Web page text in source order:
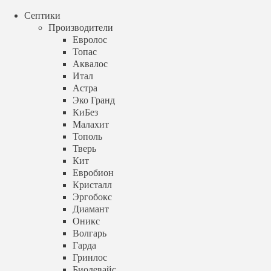
+7 (499) 348 88 04call
Аква Септик
+7 (499) 348 88 04
Септик для дачи под ключ
Установка под ключ за 1 день
в Москве и Московской области
Заказать звонок
пн-вс с 9:00 до 21:00
+7 (499) 348 88 04
info@aqua-septik.ru
Септики
Производители
Евролос
Топас
Аквалос
Итал
Астра
Эко Гранд
КиБез
Малахит
Тополь
Тверь
Кит
Евробион
Кристалл
Эргобокс
Диамант
Оникс
Волгарь
Гарда
Гринлос